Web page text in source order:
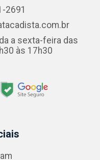
2691
a sexta-feira das
às 17h30